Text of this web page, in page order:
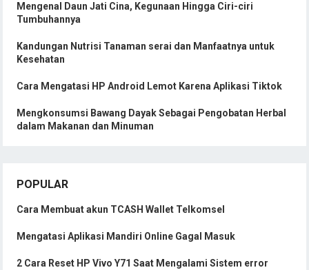
Mengenal Daun Jati Cina, Kegunaan Hingga Ciri-ciri
Tumbuhannya
Kandungan Nutrisi Tanaman serai dan Manfaatnya untuk
Kesehatan
Cara Mengatasi HP Android Lemot Karena Aplikasi Tiktok
Mengkonsumsi Bawang Dayak Sebagai Pengobatan Herbal
dalam Makanan dan Minuman
POPULAR
Cara Membuat akun TCASH Wallet Telkomsel
Mengatasi Aplikasi Mandiri Online Gagal Masuk
2 Cara Reset HP Vivo Y71 Saat Mengalami Sistem error